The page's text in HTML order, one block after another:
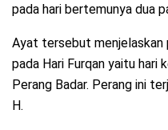
pada hari bertemunya dua
Ayat tersebut menjelaskan
pada Hari Furqan yaitu hari
Perang Badar. Perang ini
H.